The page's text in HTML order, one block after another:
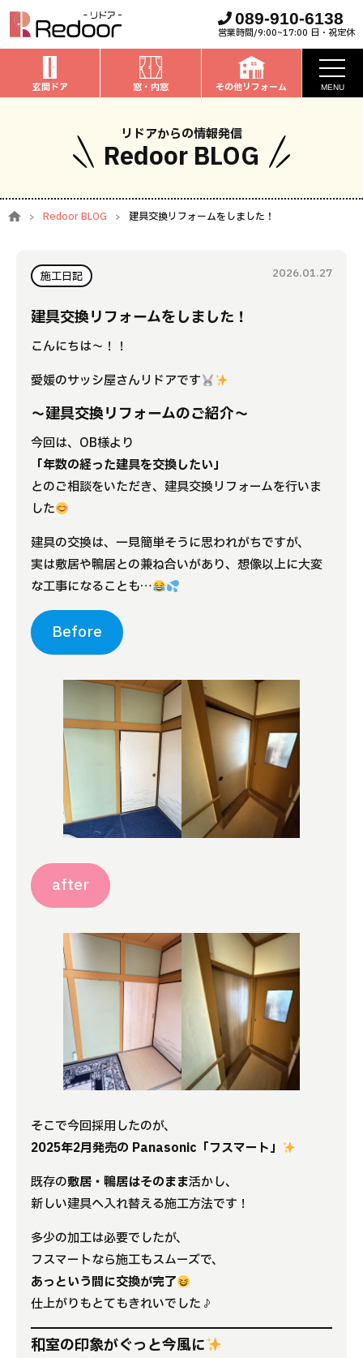
089-910-6138
営業時間/9:00~17:00 日・祝定休
玄関ドア 窓・内窓 その他リフォーム MENU
私たちについて
取扱商品
玄関ドアのリフォーム
お家全般のリフォーム
施工事例
お客様の声
ブログ
補助金事業
アクセス
リドアからの情報発信
Redoor BLOG
Redoor BLOG 建具交換リフォームをしました！
施工日記 2026.01.27
建具交換リフォームをしました！
こんにちは～！！
愛媛のサッシ屋さんリドアです
〜建具交換リフォームのご紹介〜
今回は、OB様より
「年数の経った建具を交換したい」
とのご相談をいただき、建具交換リフォームを行いま
した
建具の交換は、一見簡単そうに思われがちですが、
実は敷居や鴨居との兼ね合いがあり、想像以上に大変
な工事になることも…
Before
after
そこで今回採用したのが、
2025年2月発売の Panasonic「フスマート」
既存の敷居・鴨居はそのまま活かし、
新しい建具へ入れ替える施工方法です！
多少の加工は必要でしたが、
フスマートなら施工もスムーズで、
あっという間に交換が完了
仕上がりもとてもきれいでした♪
和室の印象がぐっと今風に